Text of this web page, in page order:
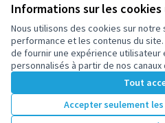
Informations sur les
Nous utilisons des cookies sur notre
performance et les contenus du
de fournir une expérience utilisateur
personnalisés à partir de nos canaux
Tout
Accepter seulement
Conditions d'utilisation
Paramètres des cookies
participez.nanterre.fr sur X
(Lien externe)
participez.nanterre.fr sur
participez.nanterre.fr sur
participez.nanterre.fr
(Lien externe)
(Lien externe)